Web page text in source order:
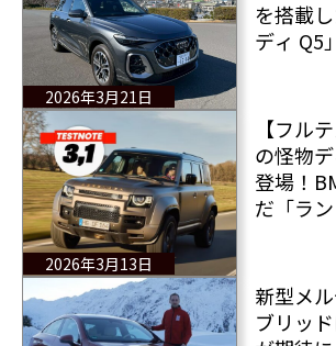
2026年3月21日
を搭載
ディ Q5
2026年3月13日
【フル
の怪物
登場！
だ「ラ
か？
新型メ
ブリッ